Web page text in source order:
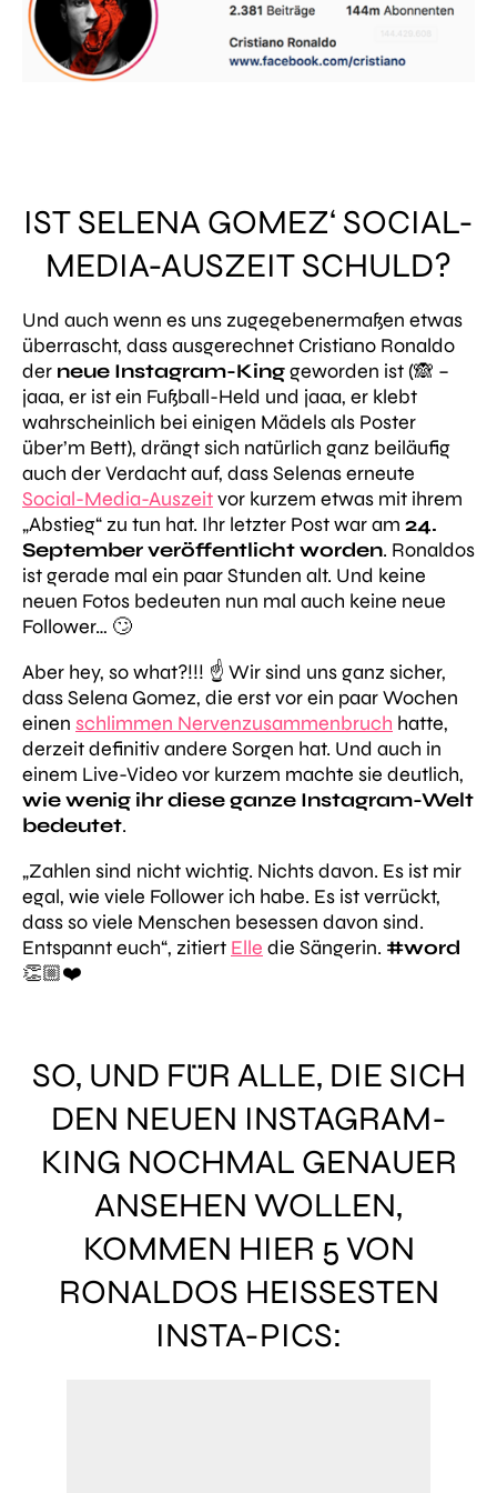
IST SELENA GOMEZ‘ SOCIAL-
MEDIA-AUSZEIT SCHULD?
Und auch wenn es uns zugegebenermaßen etwas
überrascht, dass ausgerechnet Cristiano Ronaldo
der neue Instagram-Kinggeworden ist (🙈 –
jaaa, er ist ein Fußball-Held und jaaa, er klebt
wahrscheinlich bei einigen Mädels als Poster
über’m Bett), drängt sich natürlich ganz beiläufig
auch der Verdacht auf, dass Selenas erneute
Social-Media-Auszeitvor kurzem etwas mit ihrem
„Abstieg“ zu tun hat. Ihr letzter Post war am 24.
September veröffentlicht worden. Ronaldos
ist gerade mal ein paar Stunden alt. Und keine
neuen Fotos bedeuten nun mal auch keine neue
Follower… 🙄
Aber hey, so what?!!! ☝️ Wir sind uns ganz sicher,
dass Selena Gomez, die erst vor ein paar Wochen
einen schlimmen Nervenzusammenbruch hatte,
derzeit definitiv andere Sorgen hat. Und auch in
einem Live-Video vor kurzem machte sie deutlich,
wie wenig ihr diese ganze Instagram-Welt
bedeutet.
„Zahlen sind nicht wichtig. Nichts davon. Es ist mir
egal, wie viele Follower ich habe. Es ist verrückt,
dass so viele Menschen besessen davon sind.
Entspannt euch“, zitiert Elle die Sängerin. #word
👏🏼❤️
SO, UND FÜR ALLE, DIE SICH
DEN NEUEN INSTAGRAM-
KING NOCHMAL GENAUER
ANSEHEN WOLLEN,
KOMMEN HIER 5 VON
RONALDOS HEISSESTEN I
NSTA-PICS: